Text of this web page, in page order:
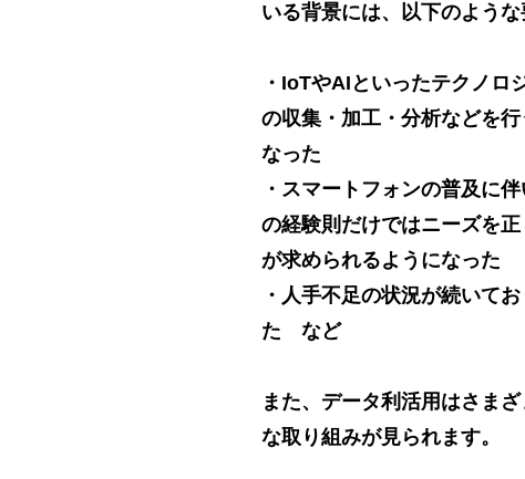
いる背景には、以下のよう
・IoTやAIといったテクノロ
の収集・加工・分析などを
なった
・スマートフォンの普及に
の経験則だけではニーズを
が求められるようになった
・人手不足の状況が続いて
た など
また、データ利活用はさま
な取り組みが見られます。